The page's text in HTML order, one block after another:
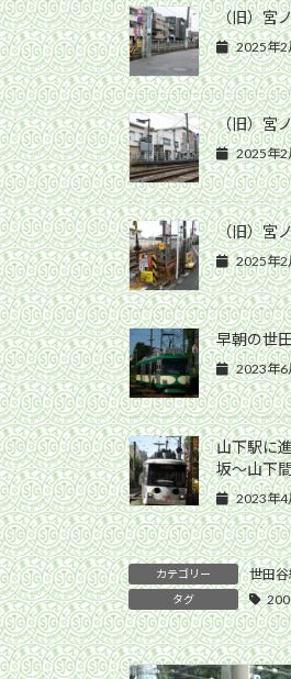
（旧）宮
2025年2
（旧）宮
2025年2
（旧）宮
2025年2
早朝の世
2023年6
山下駅に
坂〜山下
2023年4
カテゴリー 世田
タグ